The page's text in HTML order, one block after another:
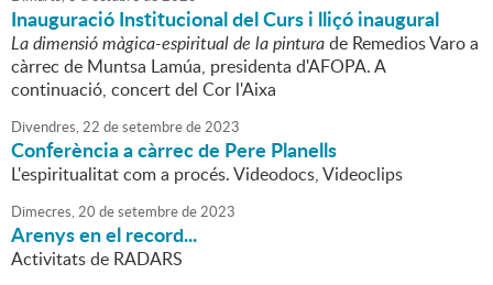
Inauguració Institucional del Curs i lliçó inaugural
La dimensió màgica-espiritual de la pinturade Remedios Varo a
càrrec de Muntsa Lamúa, presidenta d'AFOPA. A
continuació, concert del Cor l'Aixa
Divendres,22 desetembrede2023
Conferència a càrrec de Pere Planells
L'espiritualitat com a procés. Videodocs, Videoclips
Dimecres,20 desetembrede2023
Arenys en el record...
Activitats de RADARS